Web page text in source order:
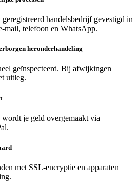
handelsbedrijf gevestigd in
mail, telefoon en WhatsApp.
heronderhandeling
geïnspecteerd. Bij afwijkingen
uitleg.
je geld overgemaakt via
met SSL-encryptie en apparaten